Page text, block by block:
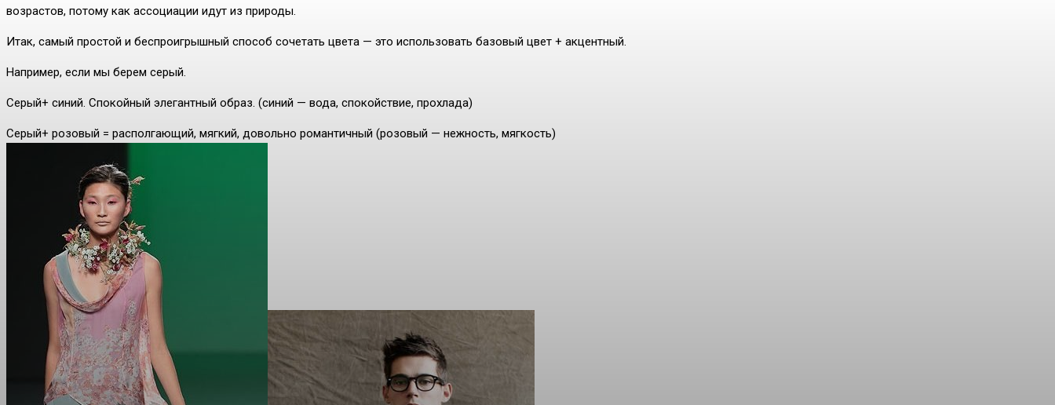
возрастов, потому как ассоциации идут из природы.
Итак, самый простой и беспроигрышный способ сочетать цвета — это использовать базовый цвет + акцентный.
Например, если мы берем серый.
Серый+ синий. Спокойный элегантный образ. (синий — вода, спокойствие, прохлада)
Серый+ розовый = располгающий, мягкий, довольно романтичный (розовый — нежность, мягкость)